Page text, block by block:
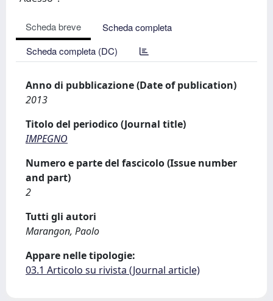
Scheda breve
Scheda completa
Scheda completa (DC)
Anno di pubblicazione (Date of publication)
2013
Titolo del periodico (Journal title)
IMPEGNO
Numero e parte del fascicolo (Issue number
and part)
2
Tutti gli autori
Marangon, Paolo
Appare nelle tipologie:
03.1 Articolo su rivista (Journal article)